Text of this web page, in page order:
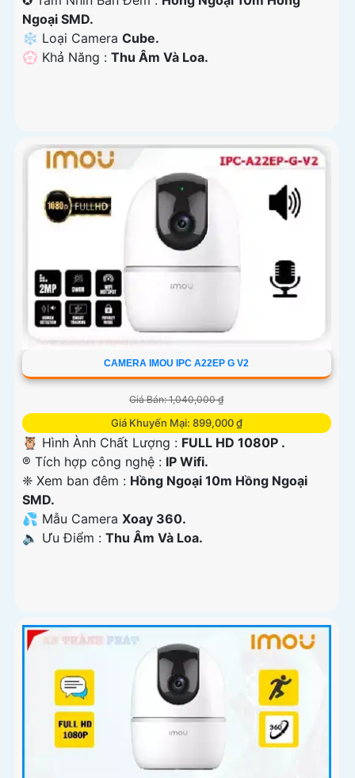
Ngoại SMD.
❄ Loại Camera Cube.
️💮 Khả Năng : Thu Âm Và Loa.
CAMERA IMOU IPC A22EP G V2
Giá Bán: 1,040,000 ₫
Giá Khuyến Mại: 899,000 ₫
🦉 Hình Ành Chất Lượng : FULL HD 1080P .
®️ Tích hợp công nghệ : IP Wifi.
❈ Xem ban đêm : Hồng Ngoại 10m Hồng Ngoại
SMD.
💦 Mẫu Camera Xoay 360.
️🔈 Ưu Điểm : Thu Âm Và Loa.